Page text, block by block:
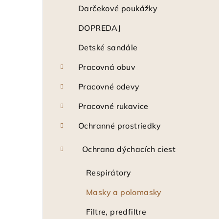
Darčekové poukážky
DOPREDAJ
Detské sandále
Pracovná obuv
Pracovné odevy
Pracovné rukavice
Ochranné prostriedky
Ochrana dýchacích ciest
Respirátory
Masky a polomasky
Filtre, predfiltre